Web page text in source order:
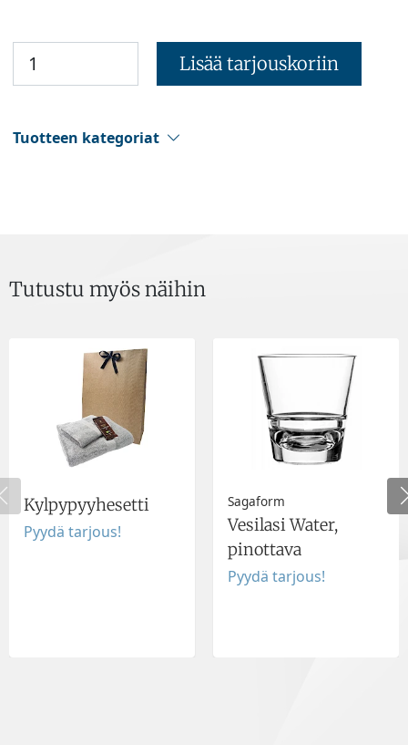
Lisää tarjouskoriin
Tuotteen kategoriat
Tutustu myös näihin
Kylpypyyhesetti
Pyydä tarjous!
Sagaform
Vesilasi Water,
pinottava
Pyydä tarjous!